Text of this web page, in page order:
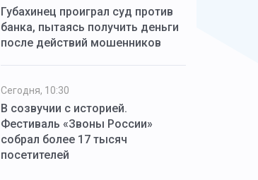
Губахинец проиграл суд против
банка, пытаясь получить деньги
после действий мошенников
Сегодня, 10:30
В созвучии с историей.
Фестиваль «Звоны России»
собрал более 17 тысяч
посетителей